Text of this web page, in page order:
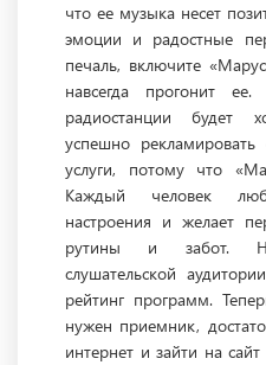
что ее музыка несет
эмоции и радостные
печаль, включите
навсегда прогонит
радиостанции будет
успешно
услуги, потому что
Каждый человек
настроения и желает
рутины и забот.
слушательской
рейтинг программ.
нужен приемник,
интернет и зайти на